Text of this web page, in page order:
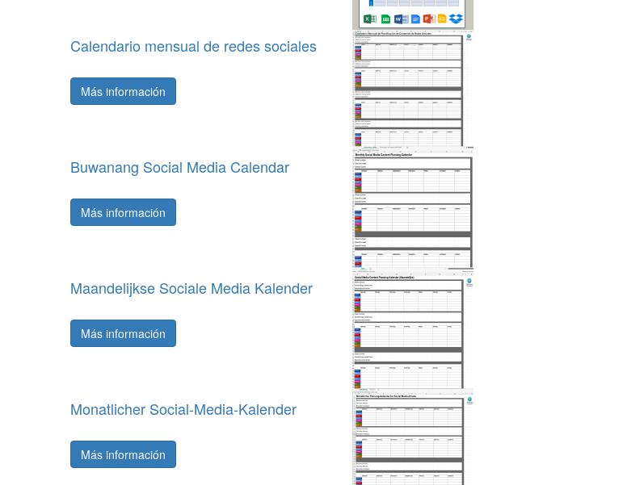
Calendario mensual de redes sociales
Más información
Buwanang Social Media Calendar
Más información
Maandelijkse Sociale Media Kalender
Más información
Monatlicher Social-Media-Kalender
Más información